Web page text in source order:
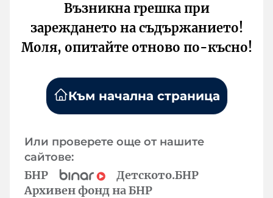
Възникна грешка при
зареждането на съдържанието!
Моля, опитайте отново по-късно!
Към начална страница
Или проверете още от нашите
сайтове:
БНР
Детското.БНР
Архивен фонд на БНР